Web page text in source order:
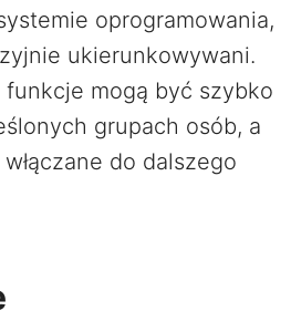
oprogramowania,
ukierunkowywani.
mogą być szybko
grupach osób, a
do dalszego